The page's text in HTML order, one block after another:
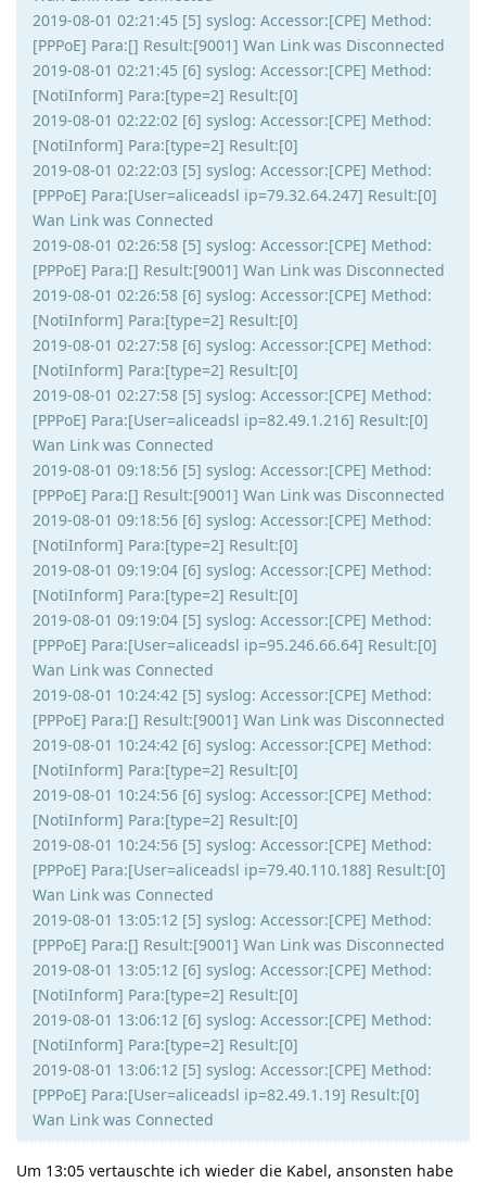
2019-08-01 02:21:45 [5] syslog: Accessor:[CPE] Method:
[PPPoE] Para:[] Result:[9001] Wan Link was Disconnected
2019-08-01 02:21:45 [6] syslog: Accessor:[CPE] Method:
[NotiInform] Para:[type=2] Result:[0]
2019-08-01 02:22:02 [6] syslog: Accessor:[CPE] Method:
[NotiInform] Para:[type=2] Result:[0]
2019-08-01 02:22:03 [5] syslog: Accessor:[CPE] Method:
[PPPoE] Para:[User=aliceadsl ip=79.32.64.247] Result:[0]
Wan Link was Connected
2019-08-01 02:26:58 [5] syslog: Accessor:[CPE] Method:
[PPPoE] Para:[] Result:[9001] Wan Link was Disconnected
2019-08-01 02:26:58 [6] syslog: Accessor:[CPE] Method:
[NotiInform] Para:[type=2] Result:[0]
2019-08-01 02:27:58 [6] syslog: Accessor:[CPE] Method:
[NotiInform] Para:[type=2] Result:[0]
2019-08-01 02:27:58 [5] syslog: Accessor:[CPE] Method:
[PPPoE] Para:[User=aliceadsl ip=82.49.1.216] Result:[0]
Wan Link was Connected
2019-08-01 09:18:56 [5] syslog: Accessor:[CPE] Method:
[PPPoE] Para:[] Result:[9001] Wan Link was Disconnected
2019-08-01 09:18:56 [6] syslog: Accessor:[CPE] Method:
[NotiInform] Para:[type=2] Result:[0]
2019-08-01 09:19:04 [6] syslog: Accessor:[CPE] Method:
[NotiInform] Para:[type=2] Result:[0]
2019-08-01 09:19:04 [5] syslog: Accessor:[CPE] Method:
[PPPoE] Para:[User=aliceadsl ip=95.246.66.64] Result:[0]
Wan Link was Connected
2019-08-01 10:24:42 [5] syslog: Accessor:[CPE] Method:
[PPPoE] Para:[] Result:[9001] Wan Link was Disconnected
2019-08-01 10:24:42 [6] syslog: Accessor:[CPE] Method:
[NotiInform] Para:[type=2] Result:[0]
2019-08-01 10:24:56 [6] syslog: Accessor:[CPE] Method:
[NotiInform] Para:[type=2] Result:[0]
2019-08-01 10:24:56 [5] syslog: Accessor:[CPE] Method:
[PPPoE] Para:[User=aliceadsl ip=79.40.110.188] Result:[0]
Wan Link was Connected
2019-08-01 13:05:12 [5] syslog: Accessor:[CPE] Method:
[PPPoE] Para:[] Result:[9001] Wan Link was Disconnected
2019-08-01 13:05:12 [6] syslog: Accessor:[CPE] Method:
[NotiInform] Para:[type=2] Result:[0]
2019-08-01 13:06:12 [6] syslog: Accessor:[CPE] Method:
[NotiInform] Para:[type=2] Result:[0]
2019-08-01 13:06:12 [5] syslog: Accessor:[CPE] Method:
[PPPoE] Para:[User=aliceadsl ip=82.49.1.19] Result:[0]
Wan Link was Connected
Um 13:05 vertauschte ich wieder die Kabel, ansonsten habe